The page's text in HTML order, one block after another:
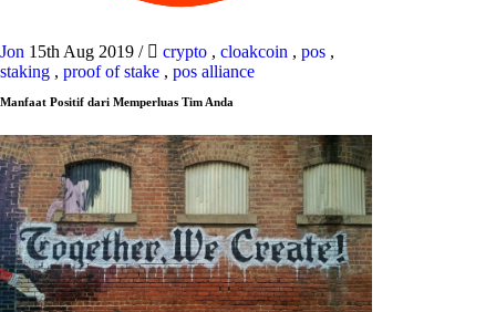
Jon 15th Aug 2019 / crypto , cloakcoin , pos ,
staking , proof of stake , pos alliance
Manfaat Positif dari Memperluas Tim Anda